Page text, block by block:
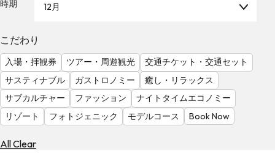
調
べ
る
天
気
を
見
る
時期 12月
こだわり
入場・拝観券 ツアー・周遊観光
交通チケット・交通セット
サスティナブル
ガストロノミー
癒し・リラックス
サブカルチャー
ファッション
ナイトタイムエコノミー
リゾート
フォトジェニック モデルコース Book Now
All Clear